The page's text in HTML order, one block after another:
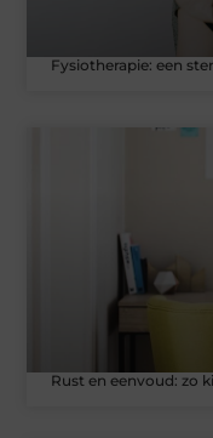
Fysiotherapie: een
Rust en eenvoud: zo